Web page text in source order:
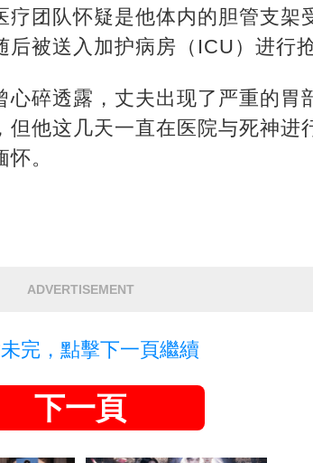
团队怀疑是他体内的胆管支架
被送入加护病房（ICU）进行抢
碎透露，丈夫出现了严重的胃
他这几天一直在医院与死神进
。
ADVERTISEMENT
完，點擊下一頁繼續
下一頁